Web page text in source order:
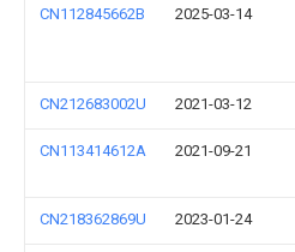
CN112845662B 2025-03-14
CN212683002U 2021-03-12
CN113414612A 2021-09-21
CN218362869U 2023-01-24